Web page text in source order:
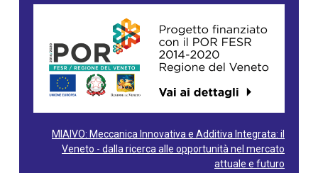
MIAIVO: Meccanica Innovativa e Additiva Integrata: il
Veneto - dalla ricerca alle opportunità nel mercato
attuale e futuro